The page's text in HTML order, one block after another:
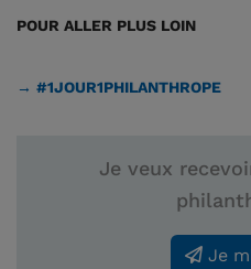
POUR ALLER PLUS LOIN
→ #1JOUR1PHILANTHROPE
Je veux
Je